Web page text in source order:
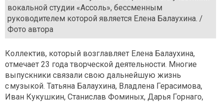
вокальной студии «Ассоль», бессменным
руководителем которой является Елена Балаухина. /
Фото автора
Коллектив, который возглавляет Елена Балаухина,
отмечает 23 года творческой деятельности. Многие
выпускники связали свою дальнейшую жизнь
с музыкой. Татьяна Балаухина, Владлена Герасимова,
Иван Кукушкин, Станислав Фоминых, Дарья Горнаго,